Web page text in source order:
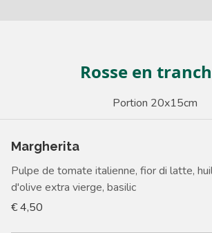
Rosse en
Portion 20x15cm
Margherita
Pulpe de tomate italienne, fior di latte,
d'olive extra vierge, basilic
€ 4,50